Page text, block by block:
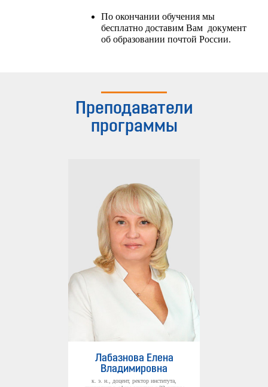
По окончании обучения мы
бесплатно доставим Вам документ
об образовании почтой России.
Преподаватели
программы
Лабазнова Елена
Владимировна
к. э. н., доцент, ректор института,